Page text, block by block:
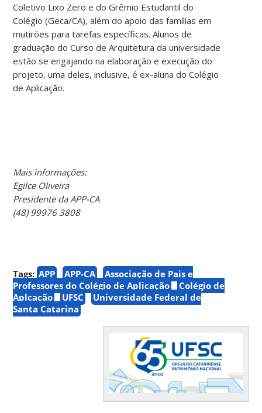
Coletivo Lixo Zero e do Grêmio Estudantil do
Colégio (Geca/CA), além do apoio das famílias em
mutirões para tarefas específicas. Alunos de
graduação do Curso de Arquitetura da universidade
estão se engajando na elaboração e execução do
projeto, uma deles, inclusive, é ex-aluna do Colégio
de Aplicação.
Mais informações:
Egilce Oliveira
Presidente da APP-CA
(48) 99976 3808
Tags: APP APP-CA
Associação de Pais e
Professores do Colégio de Aplicação
Colégio de
Aplcação
UFSC
Universidade Federal de
Santa Catarina